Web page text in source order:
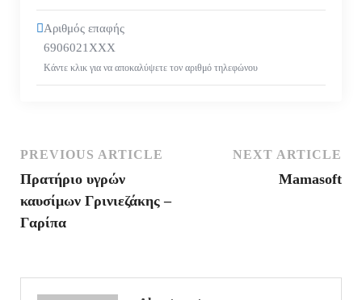
Αριθμός επαφής
6906021XXX
Κάντε κλικ για να αποκαλύψετε τον αριθμό τηλεφώνου
PREVIOUS ARTICLE
Πρατήριο υγρών
καυσίμων Γρινιεζάκης –
Γαρίπα
NEXT ARTICLE
Mamasoft